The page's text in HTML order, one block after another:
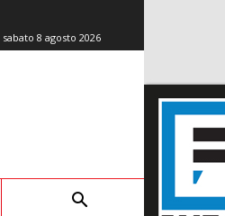
sabato 8 agosto 2026